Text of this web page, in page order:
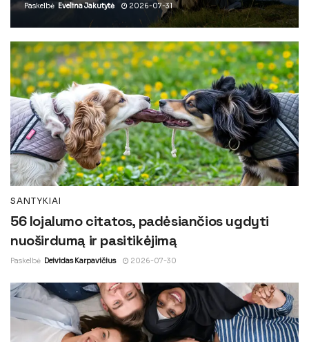
Paskelbė Evelina Jakutytė 2026-07-31
SANTYKIAI
56 lojalumo citatos, padėsiančios ugdyti
nuoširdumą ir pasitikėjimą
Paskelbė Deividas Karpavičius 2026-07-30